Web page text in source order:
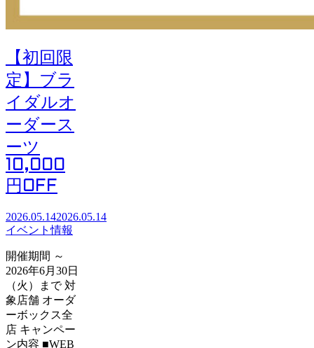
【初回限
定】ブラ
イダルオ
ーダース
ーツ
10,000
円OFF
2026.05.142026.05.14
イベント情報
開催期間 ～
2026年6月30日
（火）まで 対
象店舗 オーダ
ーボックス全
店 キャンペー
ン内容 ■WEB